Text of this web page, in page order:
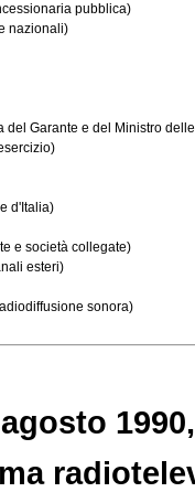
pubblica)
nazionali)
del Garante e del Ministro
d'Italia)
e società collegate)
esteri)
sonora)